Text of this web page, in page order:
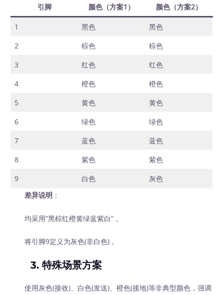
引脚 颜色（方案1） 颜色（方案2）
1 黑色
黑色
2
棕色
棕色
3
红色
红色
4
橙色
橙色
5
黄色
黄色
6
绿色
绿色
7
蓝色
蓝色
8
紫色
紫色
9
白色
灰色
差异说明 ：
均采用”黑棕红橙黄绿蓝紫白” 。
将引脚9定义为灰色(非白色) 。
3.特殊场景方案
使用灰色(接收)、白色(发送)、橙色(接地)等非典型颜色，强调